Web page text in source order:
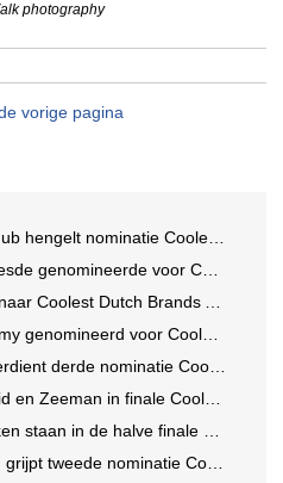
photography
vorige pagina
nominatie Coolest Dutch Brands binnen
voor Coolest Dutch Brands 2026
Dutch Brands Award 2025!
voor Coolest Dutch Brands 2026
nominatie Coolest Dutch Brands 2026
in finale Coolest Dutch Brands 2025
de halve finale Coolest Dutch Brands 2025!
nominatie Coolest Dutch Brands 2026